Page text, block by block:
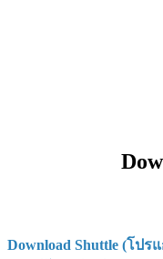
Download Shuttle (โปร